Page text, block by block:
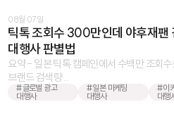
08월 07일
틱톡 조회수 300만인데 야후재팬
대행사 판별법
요약 - 일본 틱톡 캠페인에서 수백만 조회
브랜드 검색량 ...
#글로벌 광고
대행사
#일본 마케팅
대행사
#이
대행